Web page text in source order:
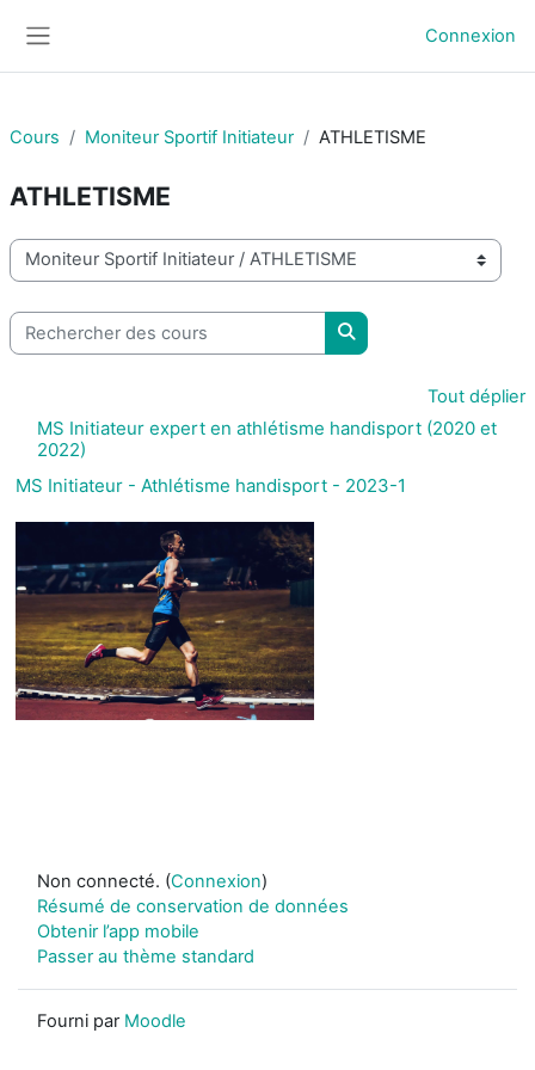
Connexion
Cours Moniteur Sportif Initiateur ATHLETISME
ATHLETISME
Catégories de cours
Rechercher des cours
Rechercher des cours
Tout déplier
MS Initiateur expert en athlétisme handisport (2020 et
2022)
MS Initiateur - Athlétisme handisport - 2023-1
Non connecté. (Connexion)
Résumé de conservation de données
Obtenir l’app mobile
Passer au thème standard
Fourni par Moodle